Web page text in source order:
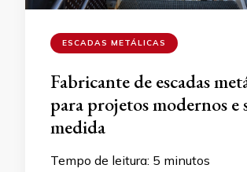
ESCADAS METÁLICAS
Fabricante de escadas
para projetos modernos e
medida
Tempo de leitura: 5 minutos